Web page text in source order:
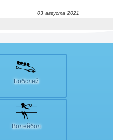
03 августа 2021
Бобслей
Волейбол